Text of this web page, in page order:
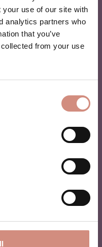
your use of our site with
analytics partners who
that you’ve
from your use
Kompromisse.
Erfahrung in
geballteKnow-how
des
von Hebammen,
bei mamalila eine
Abenteuer.